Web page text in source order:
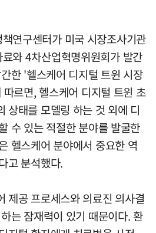
연구센터가 미국 시장조사기관
와 4차산업혁명위원회가 발간
한 '헬스케어 디지털 트윈 시장
르면, 헬스케어 디지털 트윈 초
상태를 모델링 하는 것 외에 디
수 있는 적절한 분야를 발굴한
헬스케어 분야에서 중요한 역
고 분석했다.
제공 프로세스와 의료진 의사결
는 잠재력이 있기 때문이다. 환